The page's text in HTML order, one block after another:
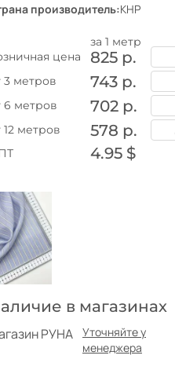
производитель:КНР
за 1 метр
цена
825 р.
3 метров 743 р.
6 метров 702 р.
12 метров 578 р.
4.95 $
в магазинах
РУНА
Уточняйте у
менеджера